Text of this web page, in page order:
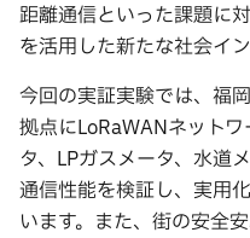
距離通信といった課題に
を活用した新たな社会イ
今回の実証実験では、福
拠点にLoRaWANネット
タ、LPガスメータ、水道
通信性能を検証し、実用
います。また、街の安全